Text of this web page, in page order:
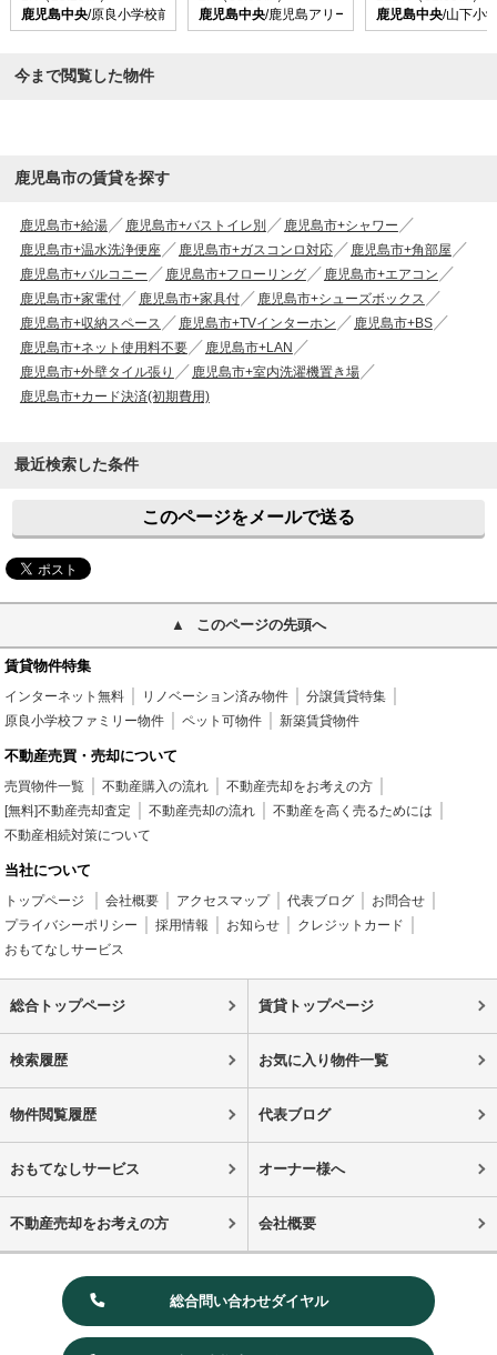
鹿児島中央/原良小学校前 バス乗車時間10分 停歩2分
鹿児島中央/鹿児島アリーナ バス乗車時間15分
鹿児島中央/山下小
今まで閲覧した物件
鹿児島市の賃貸を探す
鹿児島市+給湯 鹿児島市+バストイレ別
鹿児島市+シャワー
鹿児島市+温水洗浄便座
鹿児島市+ガスコンロ対応
鹿児島市+角部屋
鹿児島市+バルコニー
鹿児島市+フローリング
鹿児島市+エアコン
鹿児島市+家電付
鹿児島市+家具付
鹿児島市+シューズボックス
鹿児島市+収納スペース
鹿児島市+TVインターホン
鹿児島市+BS
鹿児島市+ネット使用料不要
鹿児島市+LAN
鹿児島市+外壁タイル張り
鹿児島市+室内洗濯機置き場
鹿児島市+カード決済(初期費用)
最近検索した条件
このページをメールで送る
このページの先頭へ
賃貸物件特集
インターネット無料 リノベーション済み物件
分譲賃貸特集
原良小学校ファミリー物件
ペット可物件 新築賃貸物件
不動産売買・売却について
売買物件一覧 不動産購入の流れ
不動産売却をお考えの方
[無料]不動産売却査定
不動産売却の流れ
不動産を高く売るためには
不動産相続対策について
当社について
トップページ 会社概要 アクセスマップ 代表ブログ
お問合せ
プライバシーポリシー
採用情報 お知らせ
クレジットカード
おもてなしサービス
総合トップページ 賃貸トップページ
検索履歴 お気に入り物件一覧
物件閲覧履歴 代表ブログ
おもてなしサービス オーナー様へ
不動産売却をお考えの方 会社概要
総合問い合わせダイヤル